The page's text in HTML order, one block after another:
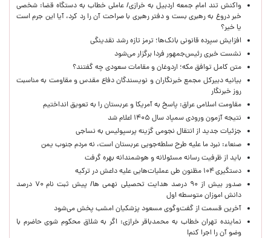
واکنش تند امام جمعه اردبیل به خرازی/ عاملی خطاب به دستگاه قضا: شخصی
خبر دروغ به رهبری بست و دفتر رهبری با صراحت آن را رد کرد، آیا این جرم است
یا خیر؟
افزایش سپرده قانونی بانک‌ها؛ ترمز تازه رشد نقدینگی
نشست خبری رئیس‌جمهور فردا برگزار می‌شود
متن کامل توافق مکه؛ اردوغان و مقامات سعودی چه گفتند؟
بیانیه دبیرکل مجمع خبرنگاران و نویسندگان دفاع مقدس و مقاومت به مناسبت
روز خبرنگار
مقاومت اسلامی عراق: پاسخ به آمریکا و عربستان را به تعویق انداختیم
نتیجه آزمون ورودی سمپاد سال ۱۴۰۵ اعلام شد
جزئیات جدید از انتقال نجومی گزینه پرسپولیس به نساجی
صنعاء: نبرد ما علیه طرح سلطه‌جویی عربستان است، نه مردم جنوب یمن
باید از ظرفیت رسانه مسئولانه و هوشمندانه بهره گرفت
دستگیری ۱۰۴ مظنون طی عملیات‌هایی علیه داعش در ترکیه
صدور بیش از ۹۰ درصد هدایت تحصیلی نهمی ها/ پیش ثبت نام ۷۰ درصد
دانش اموزان متوسطه اول
آخرین قسمت از گفت‌وگوی مسعود پزشکیان امشب پخش می‌شود
نماینده تهران خطاب به محمدباقر خرازی: اگر به شلاق محکوم شوی حاضرم با
وضو آن را اجرا کنم!